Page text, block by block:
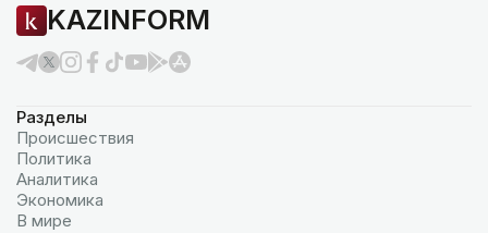
KAZINFORM
Разделы
Происшествия
Политика
Аналитика
Экономика
В мире